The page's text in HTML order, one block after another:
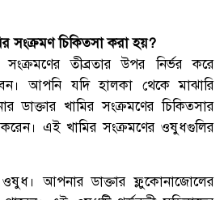
সংক্রমণ চিকিত্সা করা হয়?
তীব্রতার উপর নির্ভর করে
আপনি যদি হালকা থেকে মাঝারি
ডাক্তার খামির সংক্রমণের চিকিত্সার
করেন। এই খামির সংক্রমণের ওষুধগুলির
আপনার ডাক্তার ফ্লুকোনাজোলের